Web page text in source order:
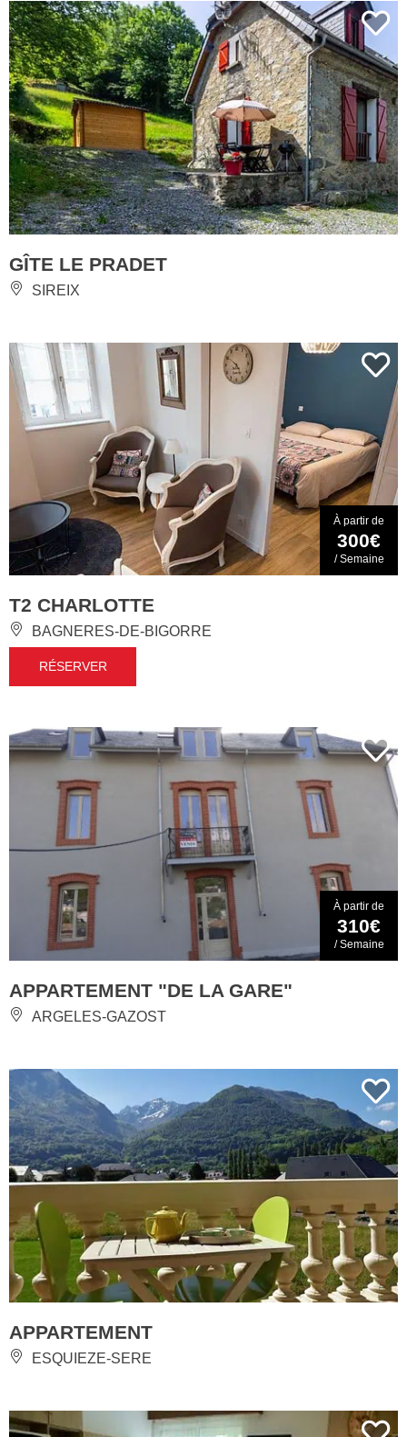
GÎTE LE PRADET
SIREIX
À partir de
300€
/ Semaine
T2 CHARLOTTE
BAGNERES-DE-BIGORRE
RÉSERVER
À partir de
310€
/ Semaine
APPARTEMENT "DE LA GARE"
ARGELES-GAZOST
APPARTEMENT
ESQUIEZE-SERE